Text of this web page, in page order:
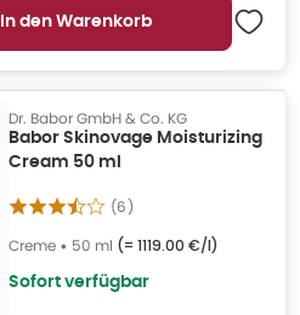
In den Warenkorb
Dr. Babor GmbH & Co. KG
Babor Skinovage Moisturizing
Cream 50 ml
(6)
Creme • 50 ml (= 1119.00 €/l)
Sofort verfügbar